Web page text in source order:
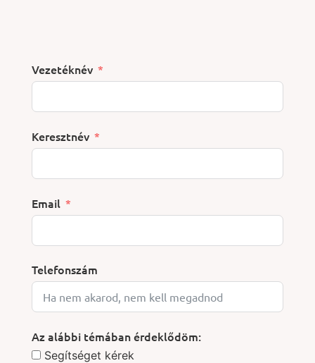
Vezetéknév
Keresztnév
Email
Telefonszám
Az alábbi témában érdeklődöm:
Segítséget kérek